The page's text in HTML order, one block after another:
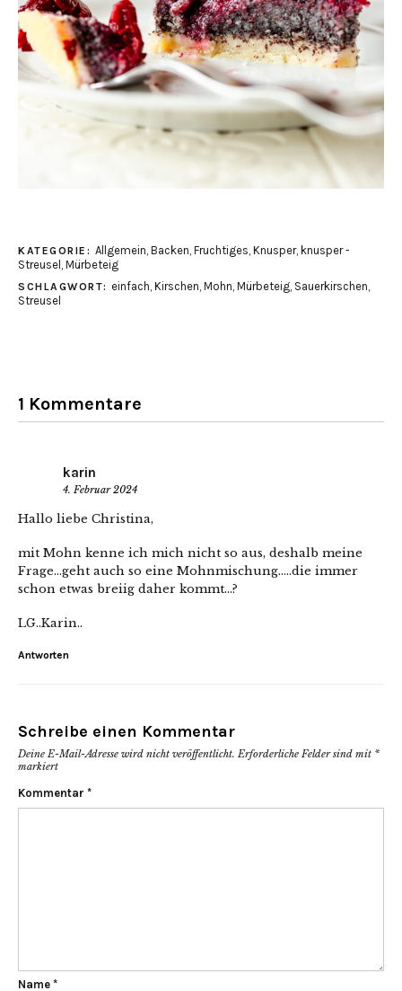
KATEGORIE: Allgemein, Backen, Fruchtiges, Knusper, knusper -
Streusel , Mürbeteig
SCHLAGWORT: einfach, Kirschen, Mohn, Mürbeteig, Sauerkirschen,
Streusel
1 Kommentare
karin
4. Februar 2024
Hallo liebe Christina,
mit Mohn kenne ich mich nicht so aus, deshalb meine
Frage…geht auch so eine Mohnmischung…..die immer
schon etwas breiig daher kommt…?
LG..Karin..
Antworten
Schreibe einen Kommentar
Deine E-Mail-Adresse wird nicht veröffentlicht. Erforderliche Felder sind mit *
markiert
Kommentar *
Name *